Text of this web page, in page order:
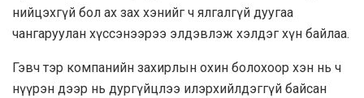
нийцэхгүй бол ах зах хэнийг ч ялгалгүй дуугаа
чангаруулан хүссэнээрээ элдэвлэж хэлдэг хүн байлаа.
Гэвч тэр компанийн захирлын охин болохоор хэн нь ч
нүүрэн дээр нь дургүйцлээ илэрхийлдэггүй байсан